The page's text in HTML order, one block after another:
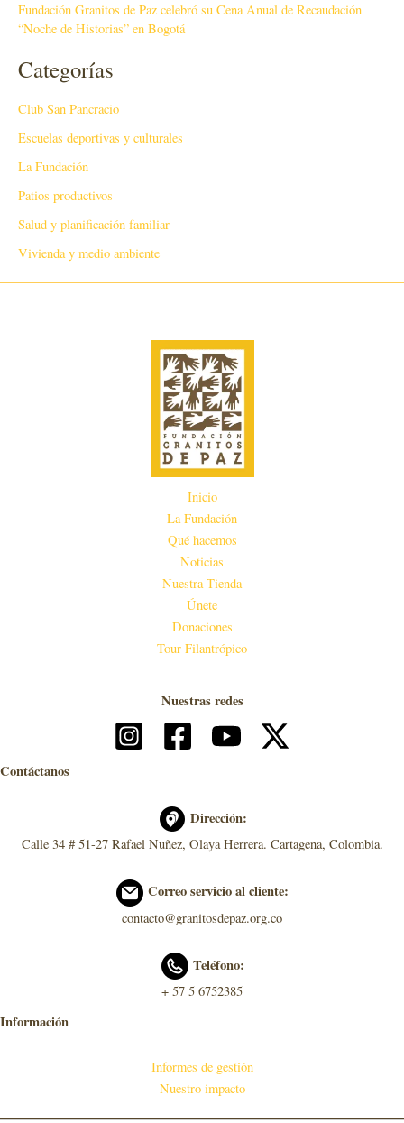
Fundación Granitos de Paz celebró su Cena Anual de Recaudación
“Noche de Historias” en Bogotá
Categorías
Club San Pancracio
Escuelas deportivas y culturales
La Fundación
Patios productivos
Salud y planificación familiar
Vivienda y medio ambiente
Inicio
La Fundación
Qué hacemos
Noticias
Nuestra Tienda
Únete
Donaciones
Tour Filantrópico
Nuestras redes
Contáctanos
Dirección:
Calle 34 # 51-27 Rafael Nuñez, Olaya Herrera. Cartagena, Colombia.
Correo servicio al cliente:
contacto@granitosdepaz.org.co
Teléfono:
+ 57 5 6752385
Información
Informes de gestión
Nuestro impacto